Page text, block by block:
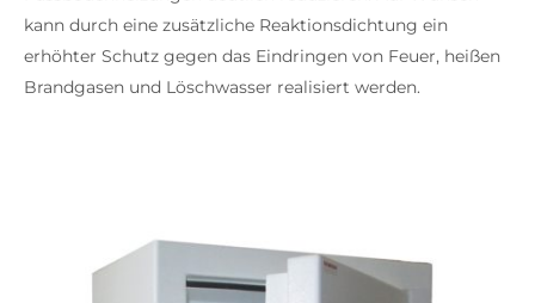
kann durch eine zusätzliche Reaktionsdichtung ein
erhöhter Schutz gegen das Eindringen von Feuer, heißen
Brandgasen und Löschwasser realisiert werden.